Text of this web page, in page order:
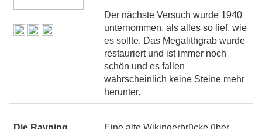
Der nächste Versuch wurde 1940
unternommen, als alles so lief, wie
es sollte. Das Megalithgrab wurde
restauriert und ist immer noch
schön und es fallen
wahrscheinlich keine Steine mehr
herunter.